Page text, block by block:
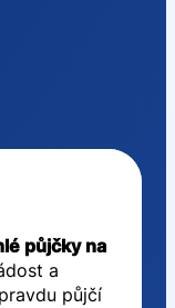
půjčky na
a
půjčí